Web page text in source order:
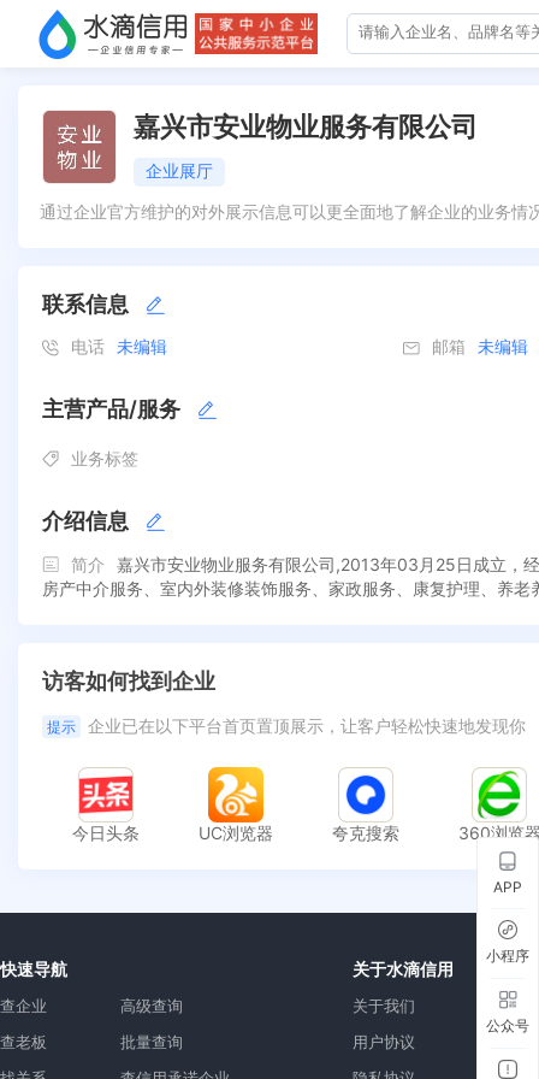
嘉兴市安业物业服务有限公司
企业展厅
通过企业官方维护的对外展示信息可以更全面地了解企业的业务
联系信息
电话 未编辑 邮箱 未编辑
主营产品/服务
业务标签
介绍信息
简介
嘉兴市安业物业服务有限公司,2013年03月25日成立，
房产中介服务、室内外装修装饰服务、家政服务、康复护理、养
访客如何找到企业
提示 企业已在以下平台首页置顶展示，让客户轻松快速地发现你
今日头条 UC浏览器 夸克搜索 360浏览
快速导航
查企业
查老板
高级查询
批量查询
关于水滴信用
关于我们
用户协议
APP
小程序
公众号